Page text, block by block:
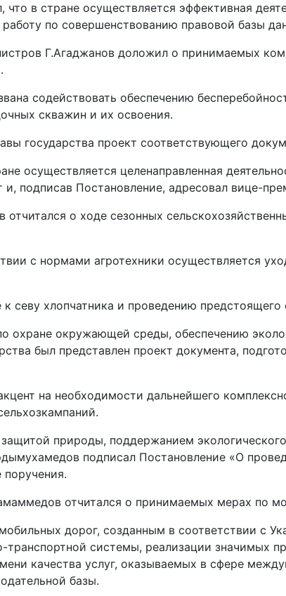
в стране осуществляется эффективная
по совершенствованию правовой базы
Г.Агаджанов доложил о принимаемых
содействовать обеспечению
скважин и их освоения.
государства проект соответствующего
осуществляется целенаправленная
подписав Постановление, адресовал вице-
о ходе сезонных
с нормами агротехники осуществляется
хлопчатника и проведению предстоящего
охране окружающей среды, обеспечению
был представлен проект документа,
на необходимости дальнейшего
природы, поддержанием экологического
подписал Постановление «О
отчитался о принимаемых мерах по
дорог, созданным в соответствии с
системы, реализации значимых
качества услуг, оказываемых в сфере
базы.